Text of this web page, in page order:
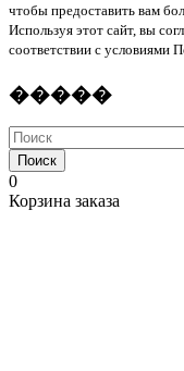
чтобы предоставить вам
Используя этот сайт, вы
соответствии с условиями
�����
Поиск
0
Корзина заказа